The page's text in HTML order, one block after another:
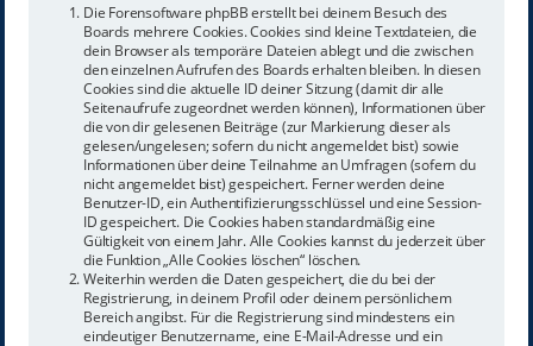
Die Forensoftware phpBB erstellt bei deinem Besuch des
Boards mehrere Cookies. Cookies sind kleine Textdateien, die
dein Browser als temporäre Dateien ablegt und die zwischen
den einzelnen Aufrufen des Boards erhalten bleiben. In diesen
Cookies sind die aktuelle ID deiner Sitzung (damit dir alle
Seitenaufrufe zugeordnet werden können), Informationen über
die von dir gelesenen Beiträge (zur Markierung dieser als
gelesen/ungelesen; sofern du nicht angemeldet bist) sowie
Informationen über deine Teilnahme an Umfragen (sofern du
nicht angemeldet bist) gespeichert. Ferner werden deine
Benutzer-ID, ein Authentifizierungsschlüssel und eine Session-
ID gespeichert. Die Cookies haben standardmäßig eine
Gültigkeit von einem Jahr. Alle Cookies kannst du jederzeit über
die Funktion „Alle Cookies löschen“ löschen.
Weiterhin werden die Daten gespeichert, die du bei der
Registrierung, in deinem Profil oder deinem persönlichem
Bereich angibst. Für die Registrierung sind mindestens ein
eindeutiger Benutzername, eine E-Mail-Adresse und ein